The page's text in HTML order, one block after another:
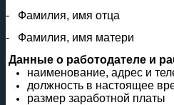
-
Фамилия, имя отца
-
Фамилия, имя матери
Данные о работодателе и
наименование, адрес и
должность в настоящее
размер заработной платы